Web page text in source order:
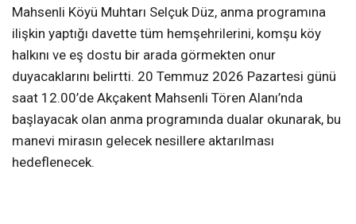
Mahsenli Köyü Muhtarı Selçuk Düz, anma programına
ilişkin yaptığı davette tüm hemşehrilerini, komşu köy
halkını ve eş dostu bir arada görmekten onur
duyacaklarını belirtti. 20 Temmuz 2026 Pazartesi günü
saat 12.00’de Akçakent Mahsenli Tören Alanı’nda
başlayacak olan anma programında dualar okunarak, bu
manevi mirasın gelecek nesillere aktarılması
hedeflenecek.